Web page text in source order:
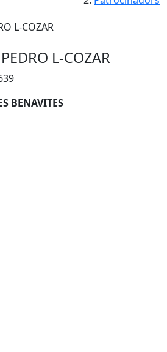
L-COZAR
BENAVITES